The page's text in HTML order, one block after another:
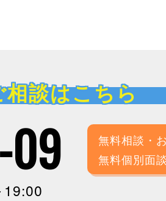
相談はこちら
09
19:00
無料相談・
無料個別面談